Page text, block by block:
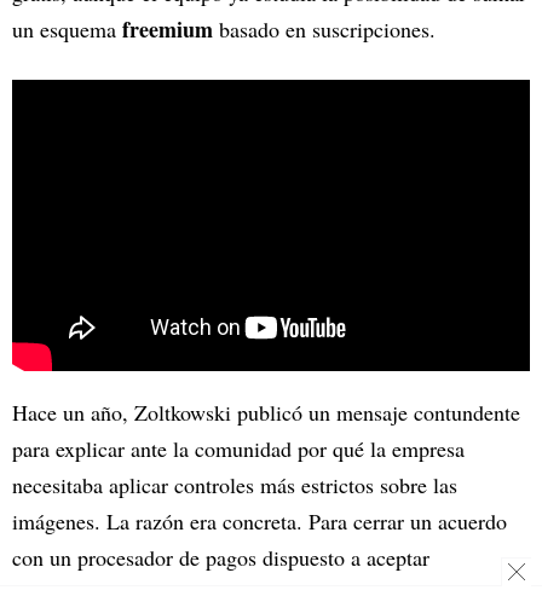
un esquema freemium basado en suscripciones.
Hace un año, Zoltkowski publicó un mensaje contundente
para explicar ante la comunidad por qué la empresa
necesitaba aplicar controles más estrictos sobre las
imágenes. La razón era concreta. Para cerrar un acuerdo
con un procesador de pagos dispuesto a aceptar